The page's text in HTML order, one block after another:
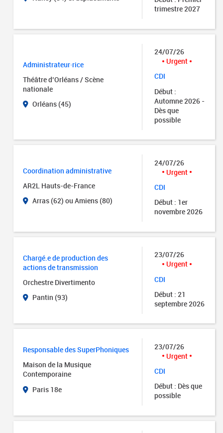
trimestre 2027
Administrateur·rice
Théâtre d’Orléans / Scène
nationale
Orléans (45)
24/07/26
Urgent
CDI
Début :
Automne 2026 -
Dès que
possible
Coordination administrative
AR2L Hauts-de-France
Arras (62) ou Amiens (80)
24/07/26
Urgent
CDI
Début : 1er
novembre 2026
Chargé.e de production des
actions de transmission
Orchestre Divertimento
Pantin (93)
23/07/26
Urgent
CDI
Début : 21
septembre 2026
Responsable des SuperPhoniques
Maison de la Musique
Contemporaine
Paris 18e
23/07/26
Urgent
CDI
Début : Dès que
possible